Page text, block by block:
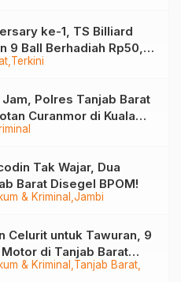
Terkini
ke-1, TS Billiard
9 Ball Berhadiah Rp50,8
Polres Tanjab Barat
Curanmor di Kuala
& Kriminal Jambi
Tak Wajar, Dua
Barat Disegel BPOM!
& Kriminal Tanjab Barat
Celurit untuk Tawuran, 9
di Tanjab Barat